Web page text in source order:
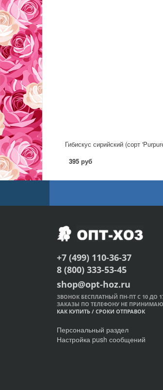
395 руб
+7 (499) 110-36-37
8 (800) 333-53-45
shop@opt-hoz.ru
ЗВОНОК БЕСПЛАТНЫЙ ПН-ПТ С 10 ДО
ЗАКАЗЫ ПО ТЕЛЕФОНУ НЕ
КАК КУПИТЬ / СРОКИ ОТПРАВОК
Персональный раздел
Настройка push сообщений